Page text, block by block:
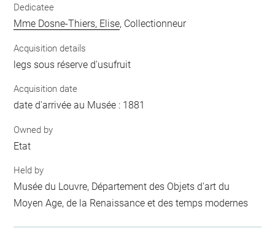
Dedicatee
Mme Dosne-Thiers, Elise, Collectionneur
Acquisition details
legs sous réserve d'usufruit
Acquisition date
date d'arrivée au Musée : 1881
Owned by
Etat
Held by
Musée du Louvre, Département des Objets d'art du
Moyen Age, de la Renaissance et des temps modernes